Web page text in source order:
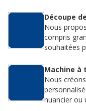
Découpe
Nous
compris
souhaitées
Machine à
Nous
nuancier ou